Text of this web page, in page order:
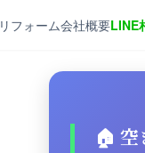
リフォーム会社概要LINE
🏠